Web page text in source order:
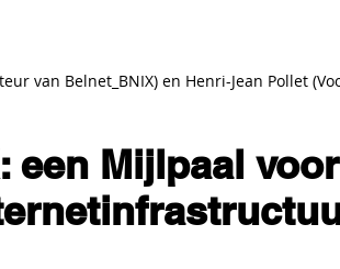
van Belnet_BNIX) en Henri-Jean Pollet
een Mijlpaal